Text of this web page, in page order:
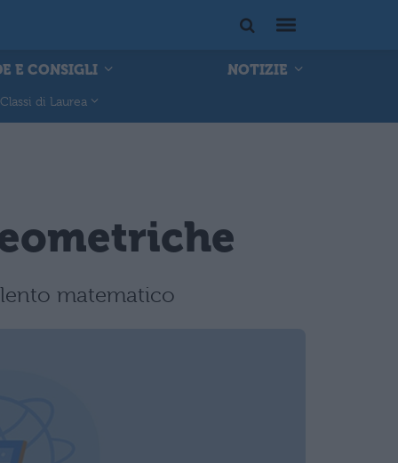
E CONSIGLI NOTIZIE
Classi di Laurea
matematico